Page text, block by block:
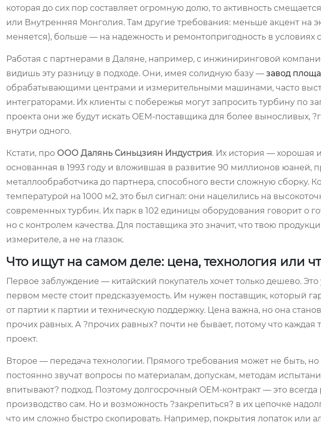
которая до сих пор составляет огромную долю, то активность
или Внутренняя Монголия. Там другие требования: меньше акцент на
меняется), больше — на надежность и ремонтопригодность в условиях
Работая с партнерами в Даляне, например, с инжиниринговой
видишь эту разницу в подходе. Они, имея солидную базу — завод
обрабатывающими центрами и измерительными машинами, часто
интеграторами. Их клиенты с побережья могут запросить турбину по
проекта они же будут искать OEM-поставщика для более выносливых,
внутри одного.
Кстати, про ООО Далянь Синьцзиян Индустрия. Их история — хорошая
основанная в 1993 году и вложившая в развитие 90 миллионов юаней,
металлообработчика до партнера, способного вести сложную сборку.
температурой на 1000 м2, это был сигнал: они нацелились на
современных турбин. Их парк в 102 единицы оборудования говорит о
но с контролем качества. Для поставщика это значит, что твою
измерителе, а не на глазок.
Что ищут на самом деле: цена, технология или
Первое заблуждение — китайский покупатель хочет только дешево. Это
первом месте стоит предсказуемость. Им нужен поставщик, который
от партии к партии и техническую поддержку. Цена важна, но она
прочих равных. А ?прочих равных? почти не бывает, потому что
проект.
Второе — передача технологии. Прямого требования может не быть,
постоянно звучат вопросы по материалам, допускам, методам
впитывают? подход. Поэтому долгосрочный OEM-контракт — это всегда
производство сам. Но и возможность ?закрепиться? в их цепочке
что им сложно быстро скопировать. Например, покрытия лопаток или